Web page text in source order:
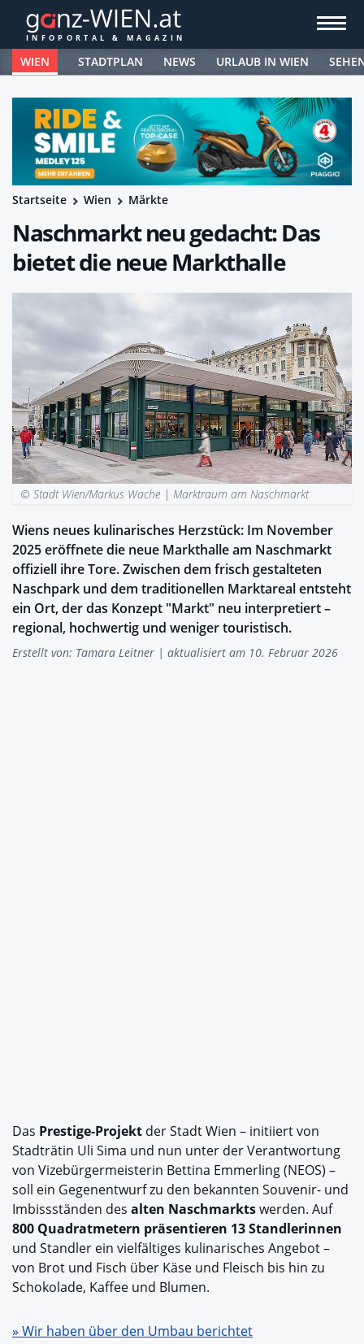
WIEN STADTPLAN NEWS URLAUB IN WIEN
Startseite Wien Märkte
Naschmarkt neu gedacht: Das
bietet die neue Markthalle
© Stadt Wien/Markus Wache |Marktraum am Naschmarkt
Wiens neues kulinarisches Herzstück: Im November
2025 eröffnete die neue Markthalle am Naschmarkt
offiziell ihre Tore. Zwischen dem frisch gestalteten
Naschpark und dem traditionellen Marktareal entsteht
ein Ort, der das Konzept "Markt" neu interpretiert –
regional, hochwertig und weniger touristisch.
Erstellt von: Tamara Leitner | aktualisiert am 10. Februar 2026
Das Prestige-Projekt der Stadt Wien – initiiert von
Stadträtin Uli Sima und nun unter der Verantwortung
von Vizebürgermeisterin Bettina Emmerling (NEOS) –
soll ein Gegenentwurf zu den bekannten Souvenir- und
Imbissständen des alten Naschmarktswerden. Auf
800 Quadratmetern präsentieren 13 Standlerinnen
und Standler ein vielfältiges kulinarisches Angebot –
von Brot und Fisch über Käse und Fleisch bis hin zu
Schokolade, Kaffee und Blumen.
» Wir haben über den Umbau berichtet